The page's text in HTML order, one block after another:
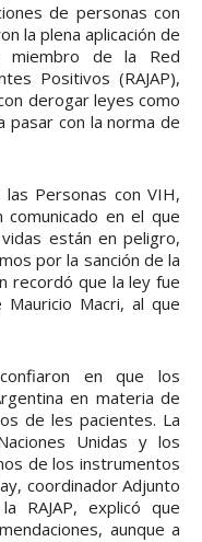
de personas con
la plena aplicación de
miembro de la Red
Positivos (RAJAP),
derogar leyes como
pasar con la norma de
Personas con VIH,
en el que
están en peligro,
por la sanción de la
recordó que la ley fue
Macri, al que
en que los
en materia de
de les pacientes. La
Unidas y los
de los instrumentos
coordinador Adjunto
RAJAP, explicó que
aunque a